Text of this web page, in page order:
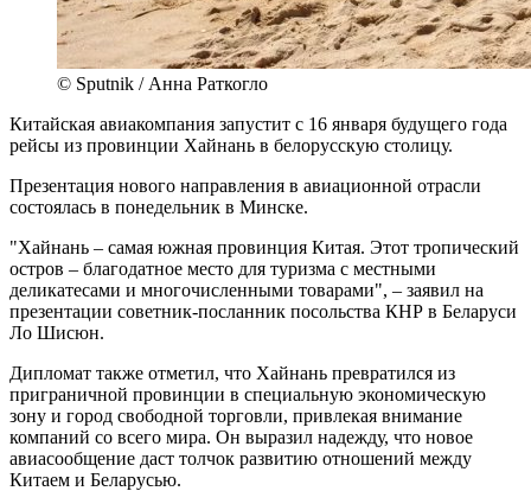
© Sputnik / Анна Раткогло
Китайская авиакомпания запустит с 16 января будущего года
рейсы из провинции Хайнань в белорусскую столицу.
Презентация нового направления в авиационной отрасли
состоялась в понедельник в Минске.
"Хайнань – самая южная провинция Китая. Этот тропический
остров – благодатное место для туризма с местными
деликатесами и многочисленными товарами", – заявил на
презентации советник-посланник посольства КНР в Беларуси
Ло Шисюн.
Дипломат также отметил, что Хайнань превратился из
приграничной провинции в специальную экономическую
зону и город свободной торговли, привлекая внимание
компаний со всего мира. Он выразил надежду, что новое
авиасообщение даст толчок развитию отношений между
Китаем и Беларусью.